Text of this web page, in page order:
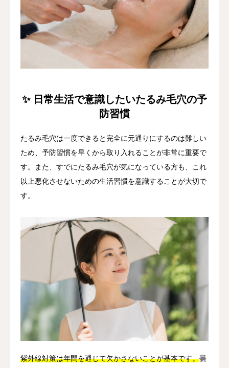
✨ 日常生活で意識したいたるみ毛穴の予
防習慣
たるみ毛穴は一度できると完全に元通りにするのは難しい
ため、予防習慣を早くから取り入れることが非常に重要で
す。また、すでにたるみ毛穴が気になっている方も、これ
以上悪化させないための生活習慣を意識することが大切で
す。
紫外線対策は年間を通じて欠かさないことが基本です。曇